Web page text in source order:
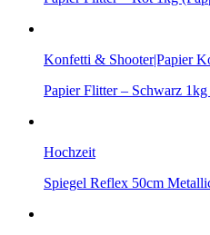
Konfetti & Shooter|Papier
Papier Flitter – Schwarz
Hochzeit
Spiegel Reflex 50cm